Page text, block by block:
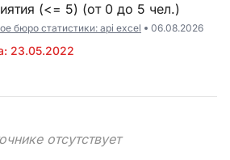
(<= 5) (от 0 до 5 чел.)
бюро статистики: api excel 06.08.2026
23.05.2022
отсутствует